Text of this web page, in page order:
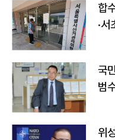
합
·
국
범
위